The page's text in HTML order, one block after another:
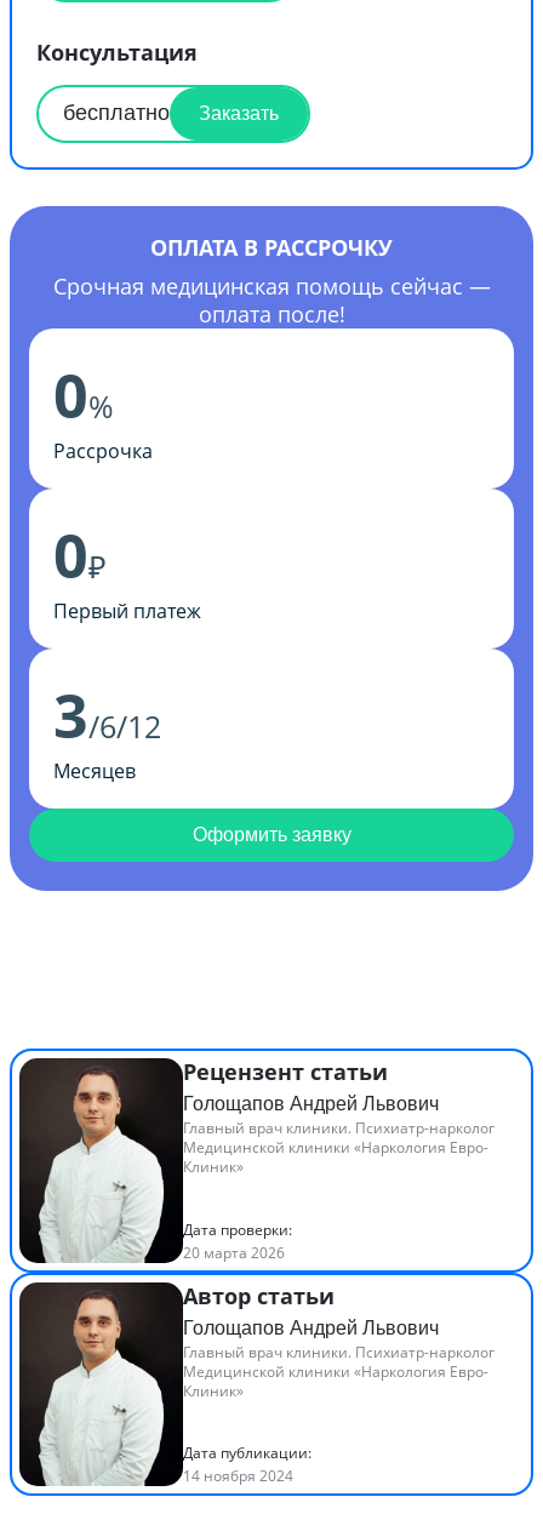
Консультация
бесплатно Заказать
ОПЛАТА В РАССРОЧКУ
Срочная медицинская помощь сейчас —
оплата после!
0%
Рассрочка
0₽
Первый платеж
3/6/12
Месяцев
Оформить заявку
Рецензент статьи
Голощапов Андрей Львович
Главный врач клиники. Психиатр-нарколог
Медицинской клиники «Наркология Евро-
Клиник»
Дата проверки:
20 марта 2026
Автор статьи
Голощапов Андрей Львович
Главный врач клиники. Психиатр-нарколог
Медицинской клиники «Наркология Евро-
Клиник»
Дата публикации:
14 ноября 2024